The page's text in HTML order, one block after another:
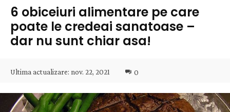
6 obiceiuri alimentare pe care
poate le credeai sanatoase –
dar nu sunt chiar asa!
Ultima actualizare: nov. 22, 2021 0